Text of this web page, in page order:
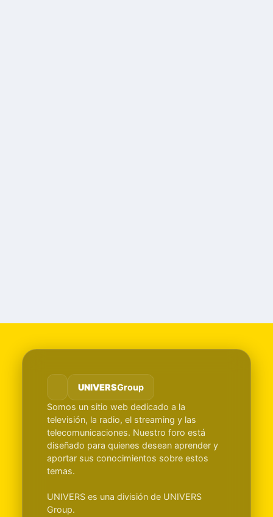
UNIVERSGroup
Somos un sitio web dedicado a la
televisión, la radio, el streaming y las
telecomunicaciones. Nuestro foro está
diseñado para quienes desean aprender y
aportar sus conocimientos sobre estos
temas.
UNIVERS es una división de UNIVERS
Group.